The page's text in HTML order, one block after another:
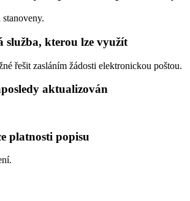
služba, kterou lze využít
řešit zasláním žádosti elektronickou poštou.
aktualizován
platnosti popisu